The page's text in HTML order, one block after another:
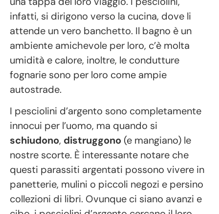
infatti, si dirigono verso la cucina, dove li
attende un vero banchetto. Il bagno è un
ambiente amichevole per loro, c’è molta
umidità e calore, inoltre, le condutture
fognarie sono per loro come ampie
autostrade.
I pesciolini d’argento sono completamente
innocui per l’uomo, ma quando si
schiudono, distruggono (e mangiano) le
nostre scorte. È interessante notare che
questi parassiti argentati possono vivere in
panetterie, mulini o piccoli negozi e persino
collezioni di libri. Ovunque ci siano avanzi e